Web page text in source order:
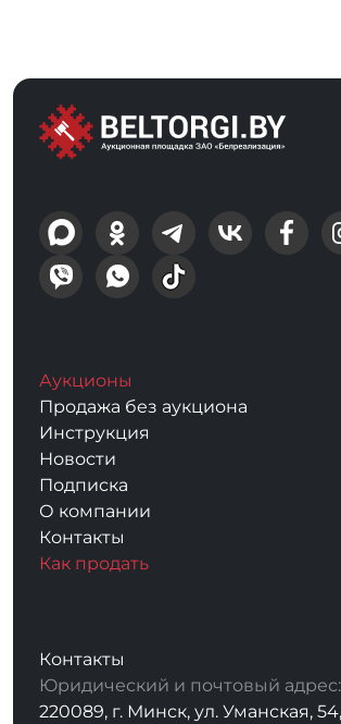
Аукционы
Продажа без аукциона
Инструкция
Новости
Подписка
О компании
Контакты
Как продать
Контакты
Юридический и почтовый адрес:
220089, г. Минск, ул. Уманская,